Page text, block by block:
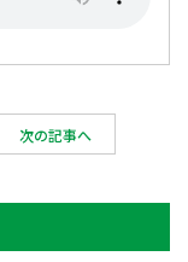
次の記事へ